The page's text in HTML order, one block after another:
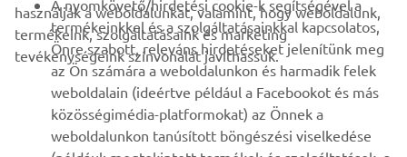
TÖBB YAMAHA
TÁMOGATÁS
használják a weboldalunkat, valamint, hogy weboldalunk,
termékeink, szolgáltatásaink és marketing
tevékenységeink színvonalát javíthassuk.
A nyomkövető/hirdetési cookie-k segítségével a
termékeinkkel és a szolgáltatásainkkal kapcsolatos,
Önre szabott, releváns hirdetéseket jelenítünk meg
az Ön számára a weboldalunkon és harmadik felek
weboldalain (ideértve például a Facebookot és más
közösségimédia-platformokat) az Önnek a
weboldalunkon tanúsított böngészési viselkedése